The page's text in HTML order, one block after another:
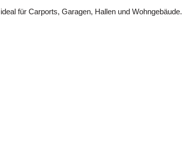
für Carports, Garagen, Hallen und Wohngebäude.